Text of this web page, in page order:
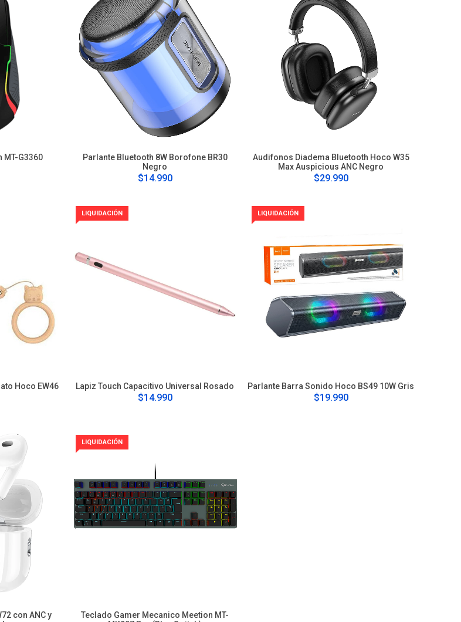
MT-G3360
Parlante Bluetooth 8W Borofone BR30
Negro
$14.990
Audifonos Diadema Bluetooth Hoco W35
Max Auspicious ANC Negro
$29.990
Hoco EW46
LIQUIDACIÓN
Lapiz Touch Capacitivo Universal Rosado
$14.990
LIQUIDACIÓN
Parlante Barra Sonido Hoco BS49 10W Gris
$19.990
con ANC y
LIQUIDACIÓN
Teclado Gamer Mecanico Meetion MT-